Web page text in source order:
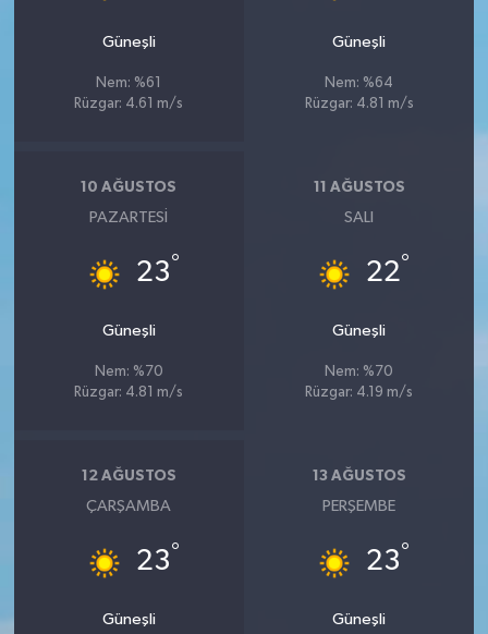
Güneşli
Nem: %61
Rüzgar: 4.61 m/s
Güneşli
Nem: %64
Rüzgar: 4.81 m/s
10 AĞUSTOS
PAZARTESI
23°
Güneşli
Nem: %70
Rüzgar: 4.81 m/s
11 AĞUSTOS
SALI
22°
Güneşli
Nem: %70
Rüzgar: 4.19 m/s
12 AĞUSTOS
ÇARŞAMBA
23°
Güneşli
13 AĞUSTOS
PERŞEMBE
23°
Güneşli